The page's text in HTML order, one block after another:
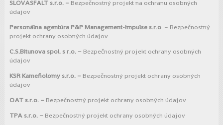
SLOVASFALT s.r.o. – Bezpečnostný projekt na ochranu osobných
údajov
Personálna agentúra P&P Management-Impulse s.r.o. – Bezpečnostný
projekt ochrany osobných údajov
C.S.Bitunova spol. s r.o. – Bezpečnostný projekt ochrany osobných
údajov
KSR Kameňolomy s.r.o. – Bezpečnostný projekt ochrany osobných
údajov
OAT s.r.o. – Bezpečnostný projekt ochrany osobných údajov
TPA s.r.o. – Bezpečnostný projekt ochrany osobných údajov